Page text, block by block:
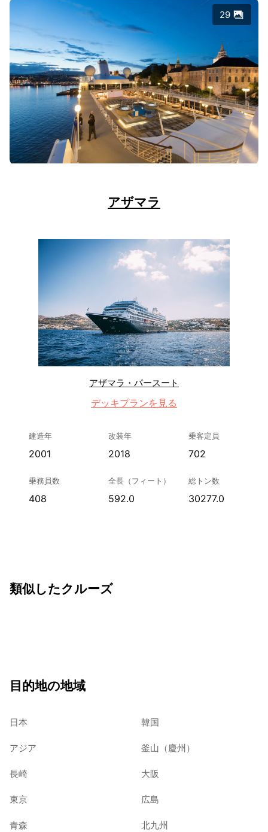
29
アザマラ
アザマラ・パースート
デッキプランを見る
建造年
2001
改装年
2018
乗客定員
702
乗務員数
408
全長（フィート）
592.0
総トン数
30277.0
類似したクルーズ
目的地の地域
日本 韓国
アジア 釜山（慶州）
長崎 大阪
東京 広島
青森 北九州